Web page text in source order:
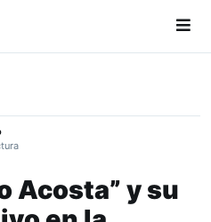
Acosta” y su